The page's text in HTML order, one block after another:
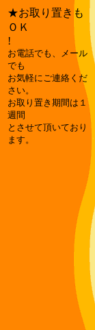
★お取り置きも
ＯＫ
!
お電話でも、メール
でも
お気軽にご連絡くだ
さい。
お取り置き期間は１
週間
とさせて頂いており
ます。